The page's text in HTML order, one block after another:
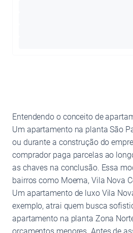
Entendendo o conceito de
Um apartamento na planta São
ou durante a construção do
comprador paga parcelas ao
as chaves na conclusão. Essa
bairros como Moema, Vila Nova
Um apartamento de luxo Vila
exemplo, atrai quem busca
apartamento na planta Zona